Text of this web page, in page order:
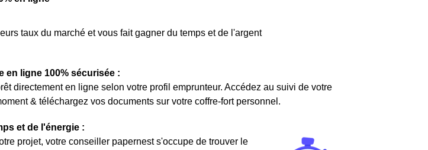
taux du marché et vous fait gagner du temps et de l'argent
en ligne 100% sécurisée :
directement en ligne selon votre profil emprunteur. Accédez au suivi de votre
& téléchargez vos documents sur votre coffre-fort personnel.
et de l'énergie :
projet, votre conseiller papernest s'occupe de trouver le